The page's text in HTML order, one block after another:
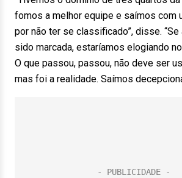
fomos a melhor equipe e saímos com
por não ter se classificado”, disse.
sido marcada, estaríamos elogiando
O que passou, passou, não deve ser
mas foi a realidade. Saímos